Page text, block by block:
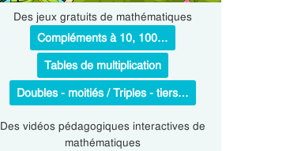
Des jeux gratuits de mathématiques
Compléments à 10, 100…
Tables de multiplication
Doubles - moitiés / Triples - tiers…
Des vidéos pédagogiques interactives de
mathématiques